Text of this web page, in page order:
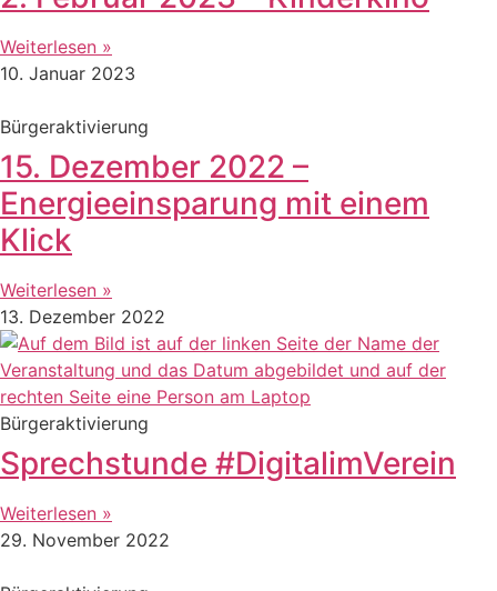
Weiterlesen »
10. Januar 2023
Bürgeraktivierung
15. Dezember 2022 –
Energieeinsparung mit einem
Klick
Weiterlesen »
13. Dezember 2022
Bürgeraktivierung
Sprechstunde #DigitalimVerein
Weiterlesen »
29. November 2022